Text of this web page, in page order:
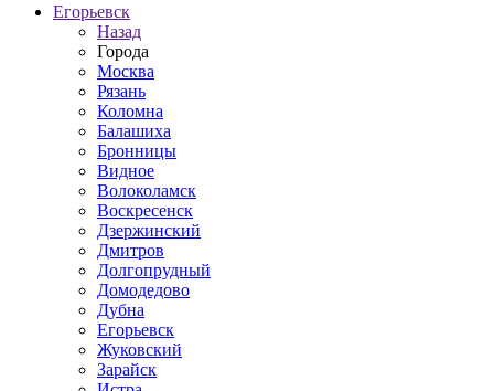
Егорьевск
Назад
Города
Москва
Рязань
Коломна
Балашиха
Бронницы
Видное
Волоколамск
Воскресенск
Дзержинский
Дмитров
Долгопрудный
Домодедово
Дубна
Егорьевск
Жуковский
Зарайск